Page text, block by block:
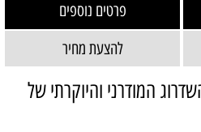
פרטים נוספים
להצעת מחיר
המודרני והיוקרתי של